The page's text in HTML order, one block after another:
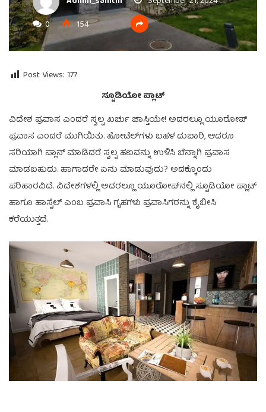
0
154
Post Views: 177
ಸ್ಟೂಡಿಯೋ ಪ್ಲಾಟ್
ವಿದೇಶ ಪ್ರವಾಸ ಎಂದರೆ ಸ್ವಲ್ಪ ಖರ್ಚು ಜಾಸ್ತಿಯೇ! ಅದರಲ್ಲೂ ಯೂರೋಪ್
ಪ್ರವಾಸ ಎಂದರೆ ಮುಗಿಯಿತು. ಹೋಟೆಲ್‌ಗಳು ಬಹಳ ದುಬಾರಿ, ಆದರೂ
ಸರಿಯಾಗಿ ಪ್ಲಾನ್ ಮಾಡಿದರೆ ಸ್ವಲ್ಪ ಹಣವನ್ನು ಉಳಿಸಿ ಚೆನ್ನಾಗಿ ಪ್ರವಾಸ
ಮಾಡಬಹುದು. ಹಾಗಾದರೇ ಏನು ಮಾಡುವುದು? ಅದಕ್ಕೊಂದು
ಪರಿಹಾರವಿದೆ. ವಿದೇಶಗಳಲ್ಲಿ ಅದರಲ್ಲೂ ಯೂರೋಪ್‌ನಲ್ಲಿ ಸ್ಟೂಡಿಯೋ ಪ್ಲಾಟ್
ಹಾಗೂ ಹಾಸ್ಟೆಲ್ ಎಂಬ ಪ್ರವಾಸಿ ಗೃಹಗಳು ಪ್ರವಾಸಿಗರನ್ನು ಕೈಬೀಸಿ
ಕರೆಯುತ್ತದೆ.